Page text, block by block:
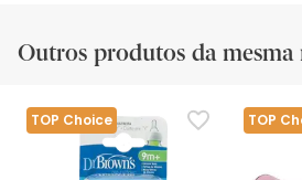
Outros produtos da mesma
TOP Choice TOP